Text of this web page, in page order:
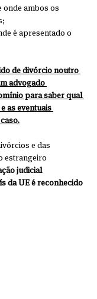
ambos os
é apresentado o
de divórcio noutro
advogado
para saber qual
as eventuais
e das
estrangeiro
judicial
da UE é reconhecido